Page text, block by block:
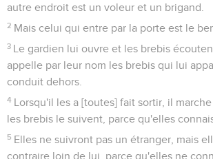
autre endroit est un voleur et un brigand.
2 Mais celui qui entre par la porte est le
3 Le gardien lui ouvre et les brebis
appelle par leur nom les brebis qui lui
conduit dehors.
4 Lorsqu'il les a [toutes] fait sortir, il
les brebis le suivent, parce qu'elles
5 Elles ne suivront pas un étranger, mais
contraire loin de lui, parce qu'elles ne